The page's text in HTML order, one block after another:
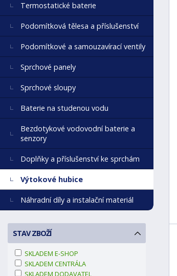
Termostatické baterie
Podomítková tělesa a příslušenství
Podomítkové a samouzavírací ventily
Sprchové panely
Sprchové sloupy
Baterie na studenou vodu
Bezdotykové vodovodní baterie a
senzory
Doplňky a příslušenství ke sprchám
Výtokové hubice
Náhradní díly a instalační materiál
STAV ZBOŽÍ
SKLADEM E-SHOP
SKLADEM CENTRÁLA
SKLADEM DODAVATEL